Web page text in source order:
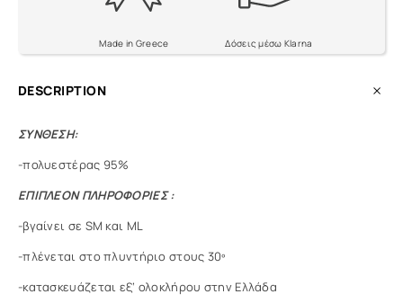
Made in Greece Δόσεις μέσω Klarna
DESCRIPTION
ΣΥΝΘΕΣΗ:
-πολυεστέρας 95%
ΕΠΙΠΛΕΟΝ ΠΛΗΡΟΦΟΡΙΕΣ :
-βγαίνει σε SM και ML
-πλένεται στο πλυντήριο στους 30º
-κατασκευάζεται εξ’ ολοκλήρου στην Ελλάδα